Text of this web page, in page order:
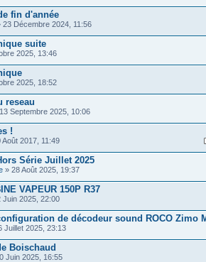
fin d'année
23 Décembre 2024, 11:56
suite
2025, 13:46
2025, 18:52
reseau
Septembre 2025, 10:06
!
Août 2017, 11:49
Série Juillet 2025
» 28 Août 2025, 19:37
VAPEUR 150P R37
Juin 2025, 22:00
de décodeur sound ROCO Zimo
Juillet 2025, 23:13
Boischaud
Juin 2025, 16:55